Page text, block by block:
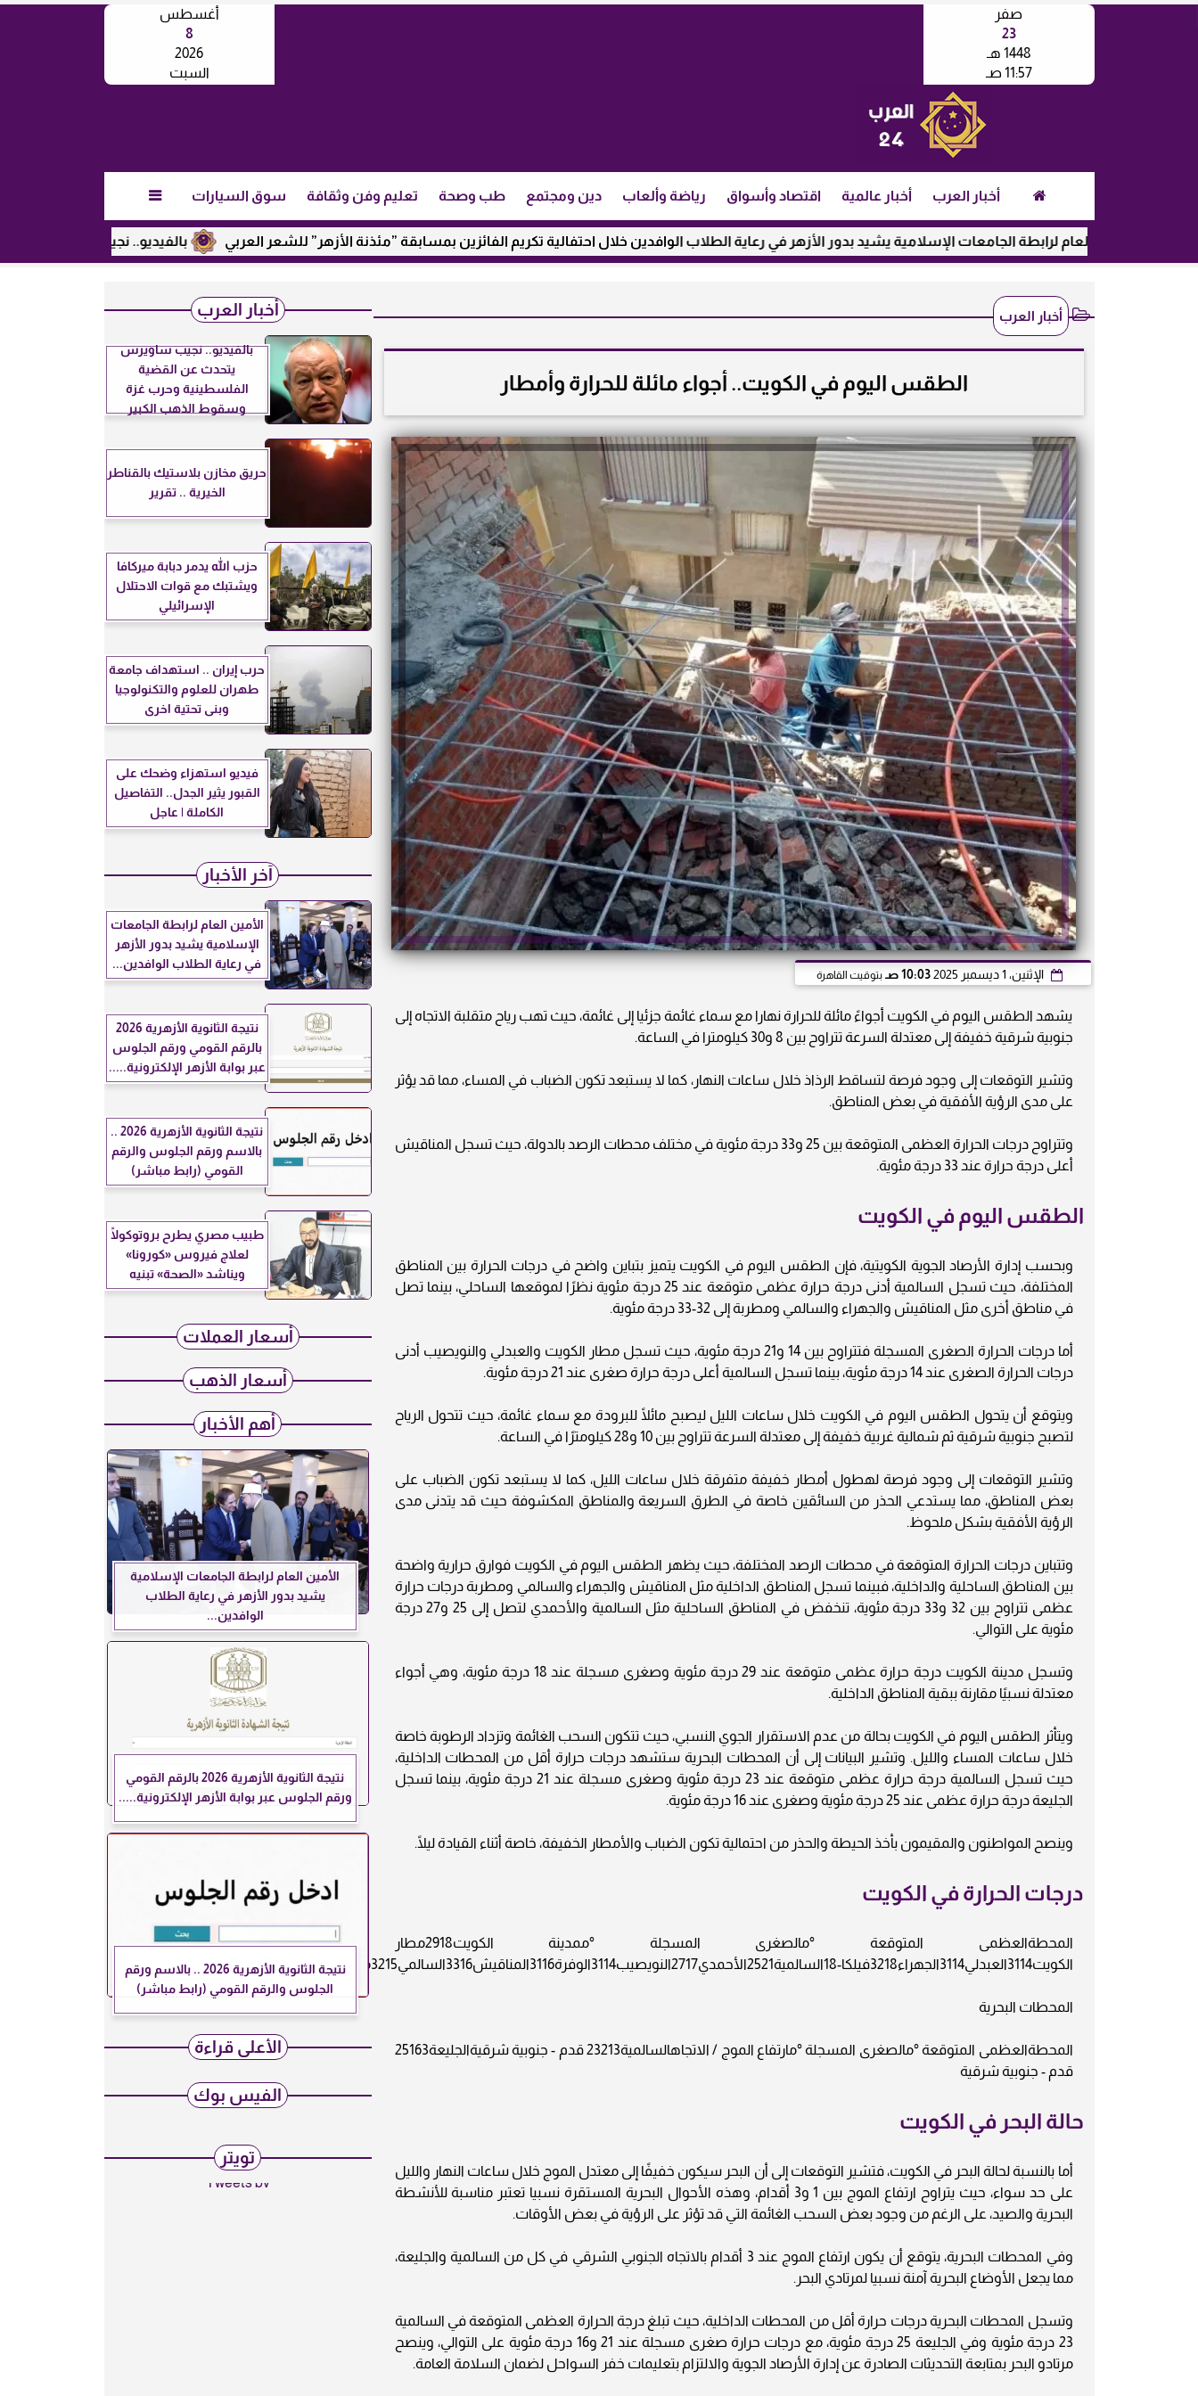
أغسطس
8
2026
السبت
صفر
23
1448 هـ
11:57 صـ
أخبار العرب أخبار عالمية اقتصاد وأسواق رياضة وألعاب دين ومجتمع طب وصحة تعليم وفن وثقافة سوق السيارات 
بالفيديو.. نجيب ساويرس يكشف عن الأمين العام لرابطة الجامعات الإسلامية يشيد بدور الأزهر في رعاية الطلاب الوافدين خلال احتفالية تكريم الفائزين بمسابقة ”مئذنة الأزهر” للشعر العربي
أخبار العرب
الطقس اليوم في الكويت.. أجواء مائلة للحرارة وأمطار
الإثنين، 1 ديسمبر 2025 10:03 صـ بتوقيت القاهرة
يشهد الطقس اليوم في الكويت أجواءً مائلة للحرارة نهارا مع سماء غائمة جزئيا إلى غائمة، حيث تهب رياح متقلبة الاتجاه إلى
جنوبية شرقية خفيفة إلى معتدلة السرعة تتراوح بين 8 و30 كيلومترا في الساعة.
وتشير التوقعات إلى وجود فرصة لتساقط الرذاذ خلال ساعات النهار، كما لا يستبعد تكون الضباب في المساء، مما قد يؤثر
على مدى الرؤية الأفقية في بعض المناطق.
وتتراوح درجات الحرارة العظمى المتوقعة بين 25 و33 درجة مئوية في مختلف محطات الرصد بالدولة، حيث تسجل المناقيش
أعلى درجة حرارة عند 33 درجة مئوية.
الطقس اليوم في الكويت
وبحسب إدارة الأرصاد الجوية الكويتية، فإن الطقس اليوم في الكويت يتميز بتباين واضح في درجات الحرارة بين المناطق
المختلفة، حيث تسجل السالمية أدنى درجة حرارة عظمى متوقعة عند 25 درجة مئوية نظرًا لموقعها الساحلي، بينما تصل
في مناطق أخرى مثل المناقيش والجهراء والسالمي ومطربة إلى 32-33 درجة مئوية.
أما درجات الحرارة الصغرى المسجلة فتتراوح بين 14 و21 درجة مئوية، حيث تسجل مطار الكويت والعبدلي والنويصيب أدنى
درجات الحرارة الصغرى عند 14 درجة مئوية، بينما تسجل السالمية أعلى درجة حرارة صغرى عند 21 درجة مئوية.
ويتوقع أن يتحول الطقس اليوم في الكويت خلال ساعات الليل ليصبح مائلًا للبرودة مع سماء غائمة، حيث تتحول الرياح
لتصبح جنوبية شرقية ثم شمالية غربية خفيفة إلى معتدلة السرعة تتراوح بين 10 و28 كيلومترًا في الساعة.
وتشير التوقعات إلى وجود فرصة لهطول أمطار خفيفة متفرقة خلال ساعات الليل، كما لا يستبعد تكون الضباب على
بعض المناطق، مما يستدعي الحذر من السائقين خاصة في الطرق السريعة والمناطق المكشوفة حيث قد يتدنى مدى
الرؤية الأفقية بشكل ملحوظ.
وتتباين درجات الحرارة المتوقعة في محطات الرصد المختلفة، حيث يظهر الطقس اليوم في الكويت فوارق حرارية واضحة
بين المناطق الساحلية والداخلية، فبينما تسجل المناطق الداخلية مثل المناقيش والجهراء والسالمي ومطربة درجات حرارة
عظمى تتراوح بين 32 و33 درجة مئوية، تنخفض في المناطق الساحلية مثل السالمية والأحمدي لتصل إلى 25 و27 درجة
مئوية على التوالي.
وتسجل مدينة الكويت درجة حرارة عظمى متوقعة عند 29 درجة مئوية وصغرى مسجلة عند 18 درجة مئوية، وهي أجواء
معتدلة نسبيًا مقارنة ببقية المناطق الداخلية.
ويتأثر الطقس اليوم في الكويت بحالة من عدم الاستقرار الجوي النسبي، حيث تتكون السحب الغائمة وتزداد الرطوبة خاصة
خلال ساعات المساء والليل. وتشير البيانات إلى أن المحطات البحرية ستشهد درجات حرارة أقل من المحطات الداخلية،
حيث تسجل السالمية درجة حرارة عظمى متوقعة عند 23 درجة مئوية وصغرى مسجلة عند 21 درجة مئوية، بينما تسجل
الجليعة درجة حرارة عظمى عند 25 درجة مئوية وصغرى عند 16 درجة مئوية.
وينصح المواطنون والمقيمون بأخذ الحيطة والحذر من احتمالية تكون الضباب والأمطار الخفيفة، خاصة أثناء القيادة ليلًا.
درجات الحرارة في الكويت
المحطةالعظمى المتوقعة °مالصغرى المسجلة °ممدينة الكويت2918مطار
الكويت3114العبدلي3114الجهراء3218فيلكا-18السالمية2521الأحمدي2717النويصيب3114الوفرة3116المناقيش3316السالمي3215مطربة3215
المحطات البحرية
المحطةالعظمى المتوقعة °مالصغرى المسجلة °مارتفاع الموج / الاتجاهالسالمية23213 قدم - جنوبية شرقيةالجليعة25163
قدم - جنوبية شرقية
حالة البحر في الكويت
أما بالنسبة لحالة البحر في الكويت، فتشير التوقعات إلى أن البحر سيكون خفيفًا إلى معتدل الموج خلال ساعات النهار والليل
على حد سواء، حيث يتراوح ارتفاع الموج بين 1 و3 أقدام، وهذه الأحوال البحرية المستقرة نسبيا تعتبر مناسبة للأنشطة
البحرية والصيد، على الرغم من وجود بعض السحب الغائمة التي قد تؤثر على الرؤية في بعض الأوقات.
وفي المحطات البحرية، يتوقع أن يكون ارتفاع الموج عند 3 أقدام بالاتجاه الجنوبي الشرقي في كل من السالمية والجليعة،
مما يجعل الأوضاع البحرية آمنة نسبيا لمرتادي البحر.
وتسجل المحطات البحرية درجات حرارة أقل من المحطات الداخلية، حيث تبلغ درجة الحرارة العظمى المتوقعة في السالمية
23 درجة مئوية وفي الجليعة 25 درجة مئوية، مع درجات حرارة صغرى مسجلة عند 21 و16 درجة مئوية على التوالي، وينصح
مرتادو البحر بمتابعة التحديثات الصادرة عن إدارة الأرصاد الجوية والالتزام بتعليمات خفر السواحل لضمان السلامة العامة.
أخبار العرب
بالفيديو.. نجيب ساويرس
يتحدث عن القضية
الفلسطينية وحرب غزة
وسقوط الذهب الكبير
حريق مخازن بلاستيك بالقناطر
الخيرية .. تقرير
حزب الله يدمر دبابة ميركافا
ويشتبك مع قوات الاحتلال
الإسرائيلي
حرب إيران .. استهداف جامعة
طهران للعلوم والتكنولوجيا
وبنى تحتية اخرى
فيديو استهزاء وضحك على
القبور يثير الجدل.. التفاصيل
الكاملة | عاجل
آخر الأخبار
الأمين العام لرابطة الجامعات
الإسلامية يشيد بدور الأزهر
في رعاية الطلاب الوافدين...
نتيجة الثانوية الأزهرية 2026
بالرقم القومي ورقم الجلوس
عبر بوابة الأزهر الإلكترونية.....
نتيجة الثانوية الأزهرية 2026 ..
بالاسم ورقم الجلوس والرقم
القومي (رابط مباشر)
طبيب مصري يطرح بروتوكولًا
لعلاج فيروس «كورونا»
ويناشد «الصحة» تبنيه
أسعار العملات
أسعار الذهب
أهم الأخبار
الأمين العام لرابطة الجامعات الإسلامية
يشيد بدور الأزهر في رعاية الطلاب
الوافدين...
نتيجة الثانوية الأزهرية 2026 بالرقم القومي
ورقم الجلوس عبر بوابة الأزهر الإلكترونية.....
نتيجة الثانوية الأزهرية 2026 .. بالاسم ورقم
الجلوس والرقم القومي (رابط مباشر)
الأعلى قراءة
الفيس بوك
تويتر
Tweets by